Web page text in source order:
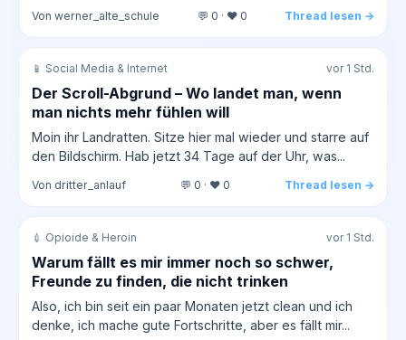
Von werner_alte_schule 💬 0 · ❤️ 0 Thread lesen →
📱 Social Media & Internet vor 1 Std.
Der Scroll-Abgrund – Wo landet man, wenn
man nichts mehr fühlen will
Moin ihr Landratten. Sitze hier mal wieder und starre auf
den Bildschirm. Hab jetzt 34 Tage auf der Uhr, was...
Von dritter_anlauf 💬 0 · ❤️ 0 Thread lesen →
💉 Opioide & Heroin vor 1 Std.
Warum fällt es mir immer noch so schwer,
Freunde zu finden, die nicht trinken
Also, ich bin seit ein paar Monaten jetzt clean und ich
denke, ich mache gute Fortschritte, aber es fällt mir...